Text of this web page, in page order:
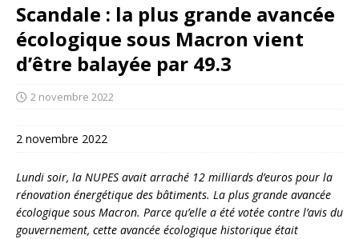
Scandale : la plus grande avancée
écologique sous Macron vient
d’être balayée par 49.3
2 novembre 2022
2 novembre 2022
Lundi soir, la NUPES avait arraché 12 milliards d’euros pour la
rénovation énergétique des bâtiments. La plus grande avancée
écologique sous Macron. Parce qu’elle a été votée contre l’avis du
gouvernement, cette avancée écologique historique était